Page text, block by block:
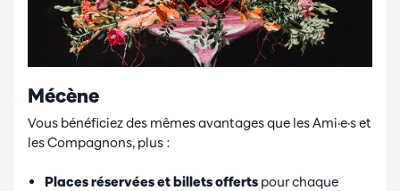
Mécène
Vous bénéficiez des mêmes avantages que les Ami·e·s et
les Compagnons, plus :
Places réservées et billets offertspour chaque